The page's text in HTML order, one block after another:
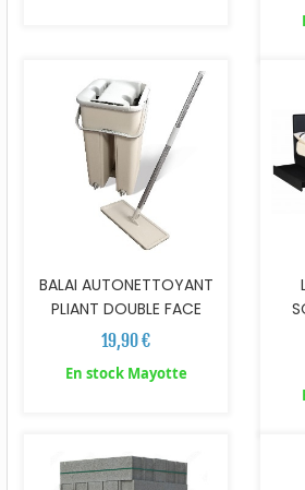
BALAI AUTONETTOYANT
PLIANT DOUBLE FACE
19,90 €
En stock Mayotte